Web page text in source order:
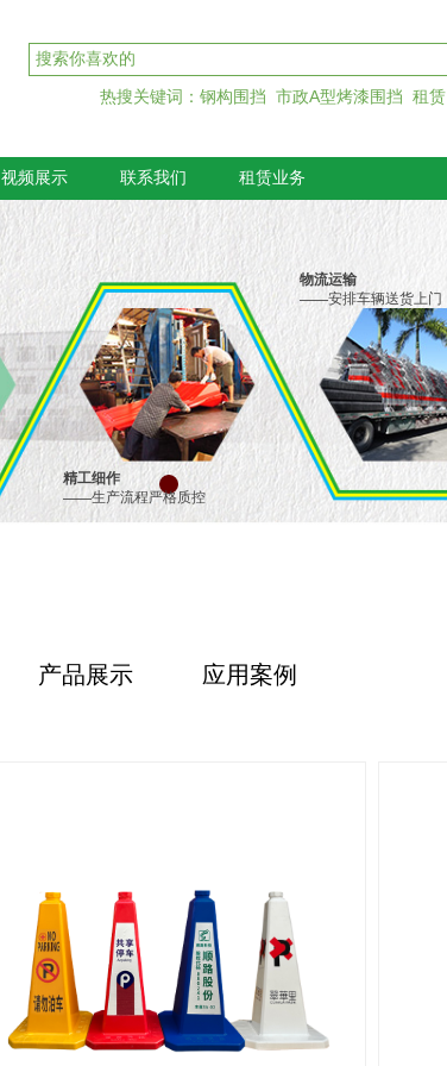
热搜关键词：钢构围挡 市政A型烤漆围挡 租赁
视频展示 联系我们 租赁业务
物流运输
——安排车辆送货上门
精工细作
——生产流程严格质控
应用案例
产品展示